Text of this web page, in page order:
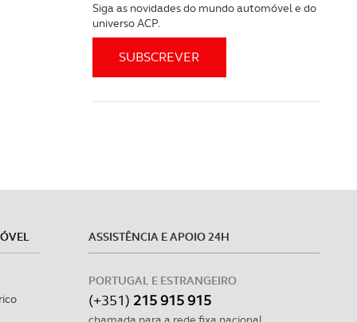
Siga as novidades do mundo automóvel e do
universo ACP.
ASSISTÊNCIA E APOIO 24H
PORTUGAL E ESTRANGEIRO
(+351) 215 915 915